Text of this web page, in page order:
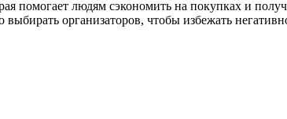
помогает людям сэкономить на покупках и
организаторов, чтобы избежать